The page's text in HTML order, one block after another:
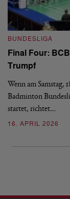
BUNDESLIGA
Final Four:
Trumpf
Wenn am Samstag,
Badminton
startet, richtet…
16. APRIL 2026